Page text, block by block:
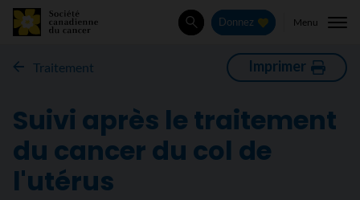
Rechercher
Donnez Menu
Traitement Imprimer
Suivi après le traitement
du cancer du col de
l'utérus